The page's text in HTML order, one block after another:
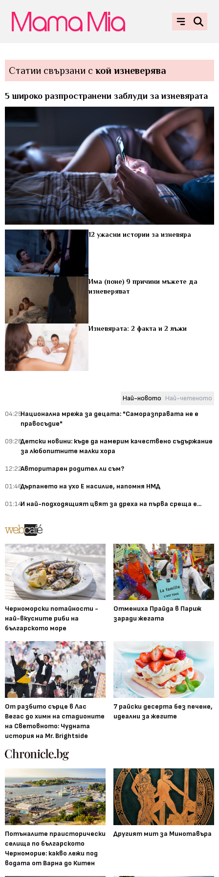
Статии свързани с кой изневерява
5 широко разпространени заблуди за изневярата
12 ужасни истории за изневяра
Има (поне) 9 причини мъжете да
изневеряват
Изневярата: 2 факта и 2 лъжи
Най-новото Най-четеното
04:29Национална мрежа за децата: "Саморазправата не е
правосъдие"
09:28Детски новини: къде да намерим качествено съдържание
за любопитните малки хора
12:22Авторитарен родител ли съм?
01:46Дърпането на ухо Е насилие, напомня НМД
01:14И най-подходящият цвят за дреха на първа среща е...
Черноморски потайности -
най-вкусните риби на
българското море
Отмениха Прайда в Париж
заради жегата
От разбито сърце в Лас
Вегас до химн на стадионите
на Световното: Чудната
история на Mr. Brightside
7 райски десерта без печене,
идеални за жегите
Потъналите праисторически
селища по българското
Черноморие: какво лежи под
водата от Варна до Китен
Другият мит за Минотавъра